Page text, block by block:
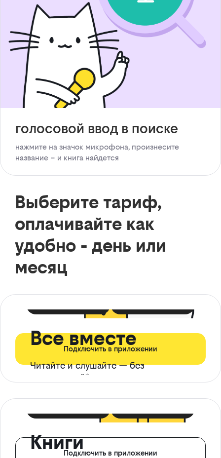
голосовой ввод в поиске
нажмите на значок микрофона, произнесите
название – и книга найдется
Выберите тариф,
оплачивайте как
удобно - день или
месяц
Все вместе
Читайте и слушайте — без
ограничений*
Подключить в приложении
КнигиПодключить в приложении